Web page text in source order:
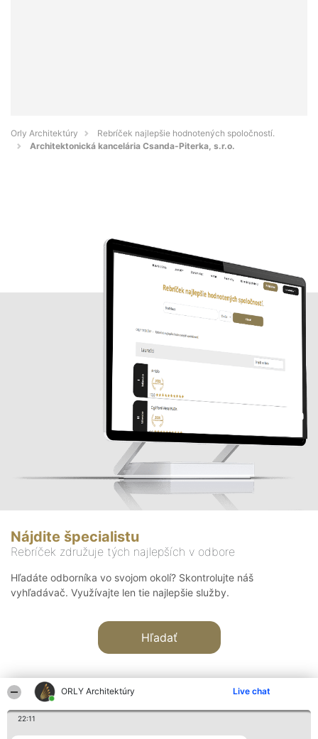
ORLY Architektúry Live chat
22:11
Orly Architektúry
Rebríček najlepšie hodnotených spoločností.
Architektonická kancelária Csanda-Piterka, s.r.o.
Nájdite špecialistu
Rebríček združuje tých najlepších v odbore
Hľadáte odborníka vo svojom okolí? Skontrolujte náš
vyhľadávač. Využívajte len tie najlepšie služby.
Hľadať